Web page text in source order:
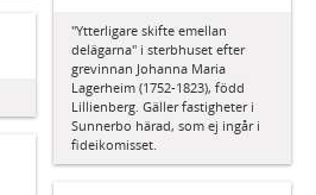
"Ytterligare skifte emellan
delägarna" i sterbhuset efter
grevinnan Johanna Maria
Lagerheim (1752-1823), född
Lillienberg. Gäller fastigheter i
Sunnerbo härad, som ej ingår i
fideikomisset.